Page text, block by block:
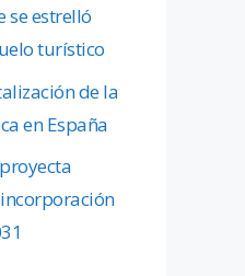
se estrelló
turístico
de la
en España